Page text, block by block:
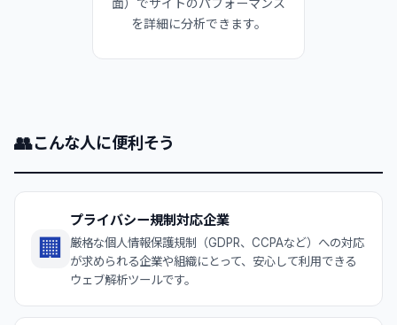
を詳細に分析できます。
👥こんな人に便利そう
🏢
プライバシー規制対応企業
厳格な個人情報保護規制（GDPR、CCPAなど）への対応
が求められる企業や組織にとって、安心して利用できる
ウェブ解析ツールです。